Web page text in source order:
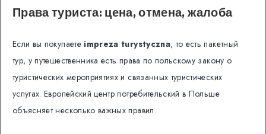
Права туриста: цена, отмена, жалоба
Если вы покупаете impreza turystyczna, то есть пакетный
тур, у путешественника есть права по польскому закону о
туристических мероприятиях и связанных туристических
услугах. Европейский центр потребительский в Польше
объясняет несколько важных правил.